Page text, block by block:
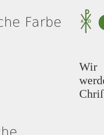
Farbe
Wir